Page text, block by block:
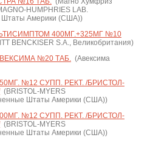
HUMPHRIES LAB.
Штаты Америки (США))
400МГ.+325МГ №10
BENCKISER S.A., Великобритания)
№20 ТАБ.(Авексима
№12 СУПП. РЕКТ. /БРИСТОЛ-
(BRISTOL-MYERS
Штаты Америки (США))
№12 СУПП. РЕКТ. /БРИСТОЛ-
(BRISTOL-MYERS
Штаты Америки (США))